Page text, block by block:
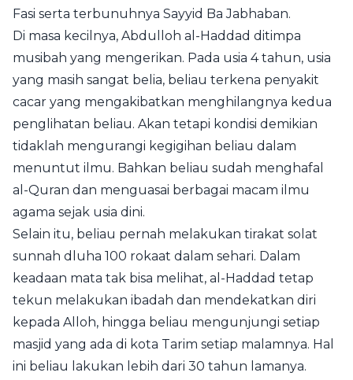
Fasi serta terbunuhnya Sayyid Ba Jabhaban.
Di masa kecilnya, Abdulloh al-Haddad ditimpa
musibah yang mengerikan. Pada usia 4 tahun, usia
yang masih sangat belia, beliau terkena penyakit
cacar yang mengakibatkan menghilangnya kedua
penglihatan beliau. Akan tetapi kondisi demikian
tidaklah mengurangi kegigihan beliau dalam
menuntut ilmu. Bahkan beliau sudah menghafal
al-Quran dan menguasai berbagai macam ilmu
agama sejak usia dini.
Selain itu, beliau pernah melakukan tirakat solat
sunnah dluha 100 rokaat dalam sehari. Dalam
keadaan mata tak bisa melihat, al-Haddad tetap
tekun melakukan ibadah dan mendekatkan diri
kepada Alloh, hingga beliau mengunjungi setiap
masjid yang ada di kota Tarim setiap malamnya. Hal
ini beliau lakukan lebih dari 30 tahun lamanya.